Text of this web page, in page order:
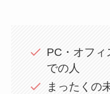
PC・オフィ
での人
まったくの